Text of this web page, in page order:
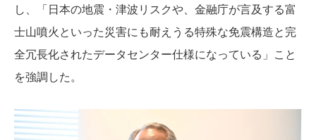
し、「日本の地震・津波リスクや、金融庁が言及する富
士山噴火といった災害にも耐えうる特殊な免震構造と完
全冗長化されたデータセンター仕様になっている」こと
を強調した。